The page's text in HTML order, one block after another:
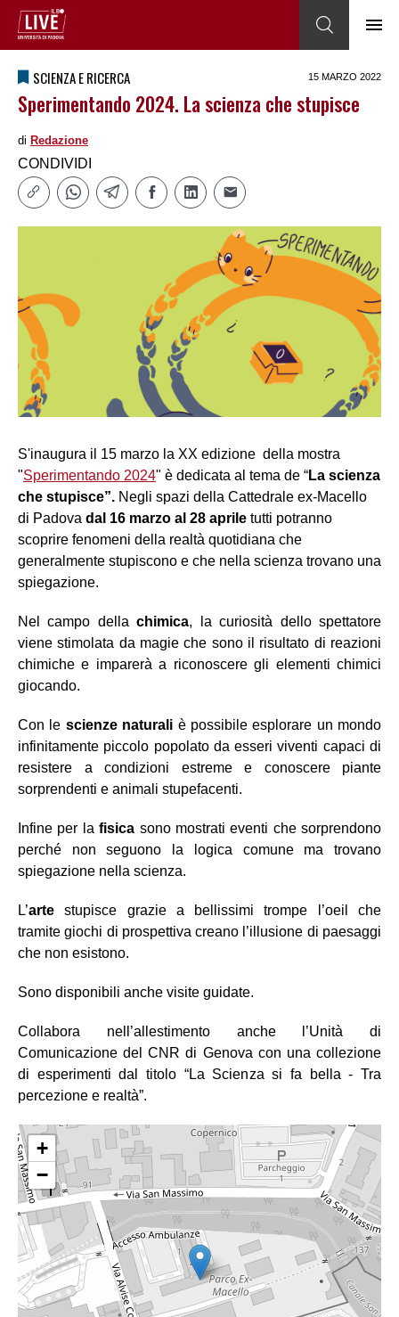
SCIENZA E RICERCA 15 MARZO 2022
Sperimentando 2024. La scienza che stupisce
di Redazione
CONDIVIDI
S'inaugura il 15 marzo la XX edizione della mostra
"Sperimentando 2024" è dedicata al tema de “La scienza
che stupisce”. Negli spazi della Cattedrale ex-Macello
di Padova dal 16 marzo al 28 aprile tutti potranno
scoprire fenomeni della realtà quotidiana che
generalmente stupiscono e che nella scienza trovano una
spiegazione.
Nel campo dellachimica, la curiosità dello spettatore
viene stimolata da magie che sono il risultato di reazioni
chimiche e imparerà a riconoscere gli elementi chimici
giocando.
Con le scienze naturali è possibile esplorare un mondo
infinitamente piccolo popolato da esseri viventi capaci di
resistere a condizioni estreme e conoscere piante
sorprendenti e animali stupefacenti.
Infine per lafisica sono mostrati eventi che sorprendono
perché non seguono la logica comune ma trovano
spiegazione nella scienza.
L’arte stupisce grazie a bellissimi trompe l’oeil che
tramite giochi di prospettiva creano l’illusione di paesaggi
che non esistono.
Sono disponibili anche visite guidate.
Collabora nell’allestimento anche l’Unità di
Comunicazione del CNR di Genova con una collezione
di esperimenti dal titolo “La Scienza si fa bella - Tra
percezione e realtà”.
+
−